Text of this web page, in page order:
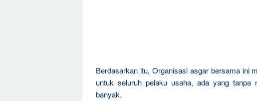
Berdasarkan itu, Organisasi asgar bersama ini
untuk seluruh pelaku usaha, ada yang
banyak.